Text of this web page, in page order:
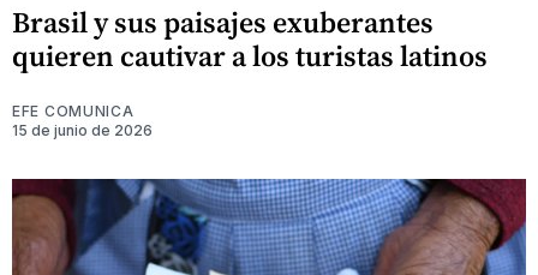
Brasil y sus paisajes exuberantes
quieren cautivar a los turistas latinos
EFE COMUNICA
15 de junio de 2026